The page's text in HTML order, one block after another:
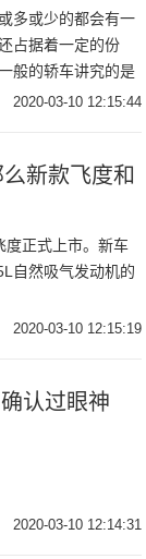
多或少的都会有一
占据着一定的份
般的轿车讲究的是
舒适度，而SUV车
2020-03-10 12:15:44
新款飞度和
度正式上市。新车
自然吸气发动机的
2020-03-10 12:15:19
认过眼神
2020-03-10 12:14:31